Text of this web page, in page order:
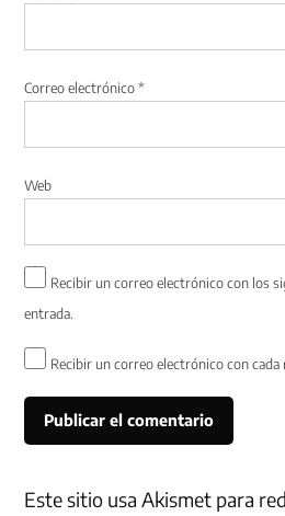
Correo electrónico*
Web
Recibir un correo electrónico con los
entrada.
Recibir un correo electrónico con cada
Este sitio usa Akismet para